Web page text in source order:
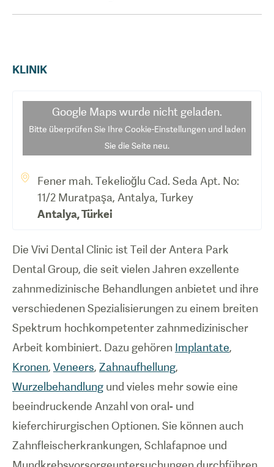
KLINIK
Google Maps wurde nicht geladen.
Bitte überprüfen Sie Ihre Cookie-Einstellungen und laden
Sie die Seite neu.
Fener mah. Tekelioğlu Cad. Seda Apt. No:
11/2 Muratpaşa, Antalya, Turkey
Antalya,Türkei
Die Vivi Dental Clinic ist Teil der Antera Park
Dental Group, die seit vielen Jahren exzellente
zahnmedizinische Behandlungen anbietet und ihre
verschiedenen Spezialisierungen zu einem breiten
Spektrum hochkompetenter zahnmedizinischer
Arbeit kombiniert. Dazu gehören Implantate,
Kronen, Veneers, Zahnaufhellung,
Wurzelbehandlung und vieles mehr sowie eine
beeindruckende Anzahl von oral- und
kieferchirurgischen Optionen. Sie können auch
Zahnfleischerkrankungen, Schlafapnoe und